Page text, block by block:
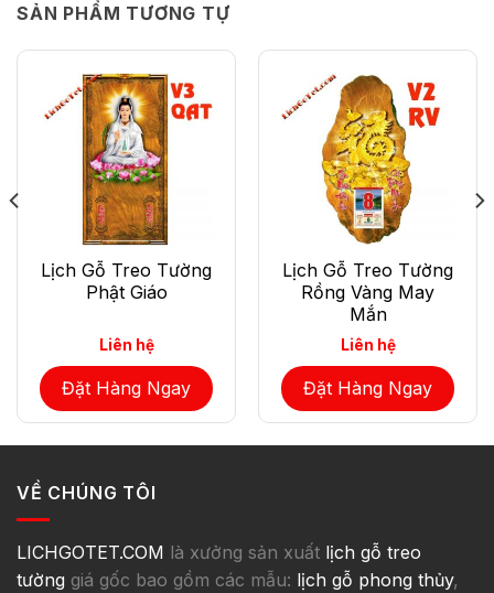
SẢN PHẨM TƯƠNG TỰ
Lịch Gỗ Treo Tường
Phật Giáo
Liên hệ
Đặt Hàng Ngay
Lịch Gỗ Treo Tường
Rồng Vàng May
Mắn
Liên hệ
Đặt Hàng Ngay
VỀ CHÚNG TÔI
LICHGOTET.COM là xưởng sản xuất lịch gỗ treo
tường giá gốc bao gồm các mẫu: lịch gỗ phong thủy,